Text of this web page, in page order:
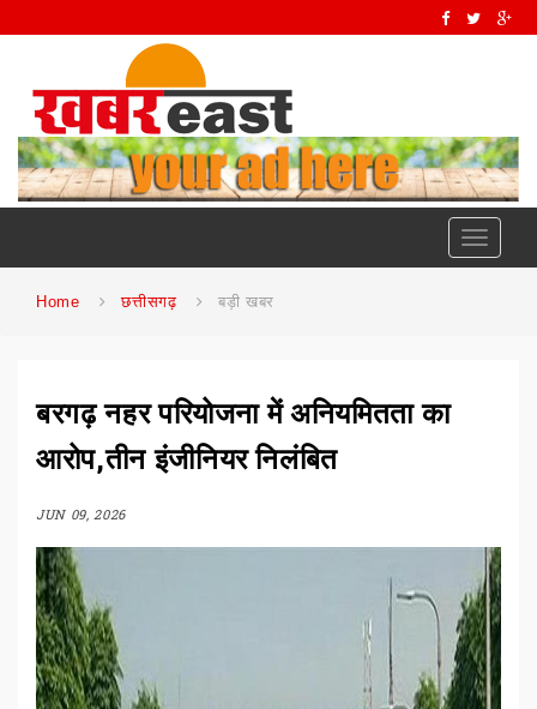
Toggle
Home छत्तीसगढ़ बड़ी खबर
बरगढ़ नहर परियोजना में अनियमितता का
आरोप,तीन इंजीनियर निलंबित
JUN 09, 2026